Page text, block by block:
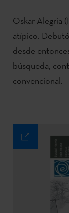
Oskar Alegria
atípico.
desde
búsqueda,
convencional.